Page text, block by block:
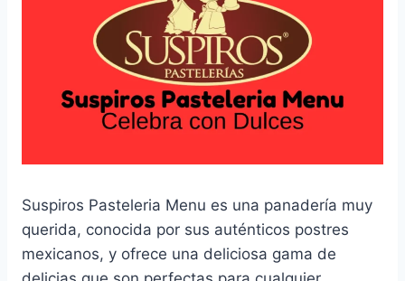
Suspiros Pasteleria Menu es una panadería muy
querida, conocida por sus auténticos postres
mexicanos, y ofrece una deliciosa gama de